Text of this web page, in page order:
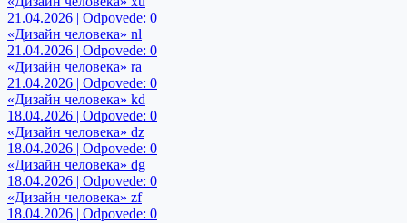
21.04.2026 | Odpovede: 0
«Дизайн человека» nl
21.04.2026 | Odpovede: 0
«Дизайн человека» ra
21.04.2026 | Odpovede: 0
«Дизайн человека» kd
18.04.2026 | Odpovede: 0
«Дизайн человека» dz
18.04.2026 | Odpovede: 0
«Дизайн человека» dg
18.04.2026 | Odpovede: 0
«Дизайн человека» zf
18.04.2026 | Odpovede: 0